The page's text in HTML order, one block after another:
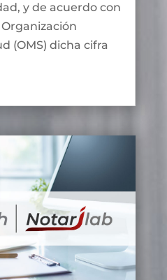
y de acuerdo con
(OMS) dicha cifra